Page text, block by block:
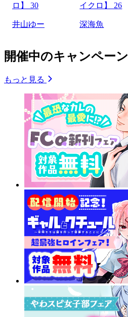
ロ】 30
井山ゆー
イクロ】 26
深海魚
開催中のキャンペーン
もっと見る